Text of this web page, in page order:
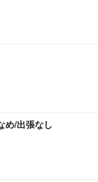
め/出張なし